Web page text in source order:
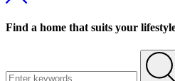
Find a home that suits your